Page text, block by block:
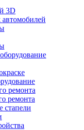
3D
ремонта
ремонта
стапели